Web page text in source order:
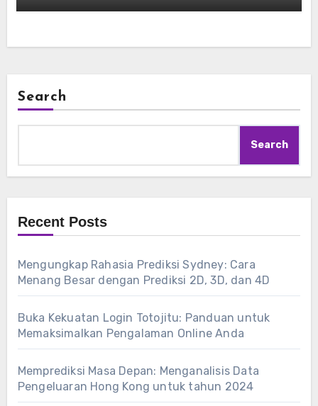
Search
Search
Recent Posts
Mengungkap Rahasia Prediksi Sydney: Cara
Menang Besar dengan Prediksi 2D, 3D, dan 4D
Buka Kekuatan Login Totojitu: Panduan untuk
Memaksimalkan Pengalaman Online Anda
Memprediksi Masa Depan: Menganalisis Data
Pengeluaran Hong Kong untuk tahun 2024